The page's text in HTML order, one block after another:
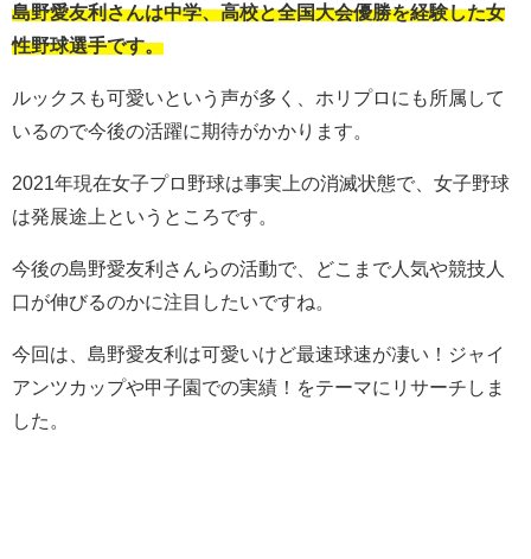
島野愛友利さんは中学、高校と全国大会優勝を経験した女
性野球選手です。
ルックスも可愛いという声が多く、ホリプロにも所属して
いるので今後の活躍に期待がかかります。
2021年現在女子プロ野球は事実上の消滅状態で、女子野球
は発展途上というところです。
今後の島野愛友利さんらの活動で、どこまで人気や競技人
口が伸びるのかに注目したいですね。
今回は、島野愛友利は可愛いけど最速球速が凄い！ジャイ
アンツカップや甲子園での実績！をテーマにリサーチしま
した。